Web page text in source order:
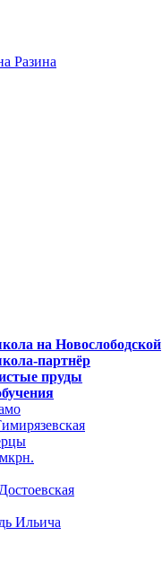
Разина
на Новослободской
партнёр
пруды
Ильича